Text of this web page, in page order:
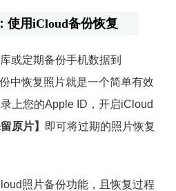
使用iCloud备份恢复
或定期备份手机数据到
中恢复照片就是一个简单有效
上您的Apple ID，开启iCloud
原片】
即可将过期的照片恢复
照片备份功能，且恢复过程